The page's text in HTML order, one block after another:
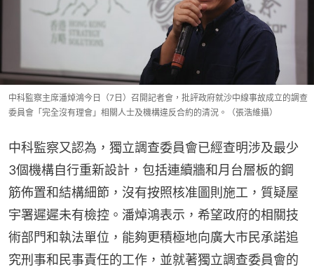
中科監察主席潘焯鴻今日（7日）召開記者會，批評政府就沙中線事故成立的調查
委員會「完全沒有理會」相關人士及機構違反合約的清況。（張浩維攝）
中科監察又認為，獨立調查委員會已經查明涉及最少
3個機構自行重新設計，包括連續牆和月台層板的鋼
筋佈置和結構細節，沒有按照核准圖則施工，質疑屋
宇署遲遲未有檢控。潘焯鴻表示，希望政府的相關技
術部門和執法單位，能夠更積極地向廣大市民承諾追
究刑事和民事責任的工作，並就著獨立調查委員會的